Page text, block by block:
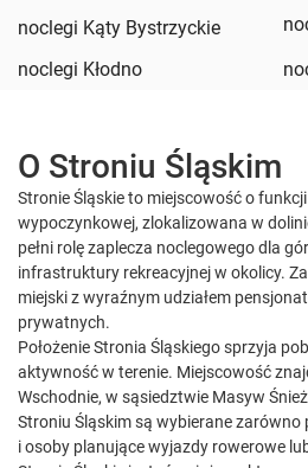
noclegi Kąty Bystrzyckie
noclegi Kłodno
O Stroniu Śląskim
Stronie Śląskie to miejscowość o
wypoczynkowej, zlokalizowana w
pełni rolę zaplecza noclegowego dla
infrastruktury rekreacyjnej w okolicy.
miejski z wyraźnym udziałem
prywatnych.
Położenie Stronia Śląskiego sprzyja
aktywność w terenie. Miejscowość
Wschodnie, w sąsiedztwie Masyw
Stroniu Śląskim są wybierane
i osoby planujące wyjazdy rowerowe